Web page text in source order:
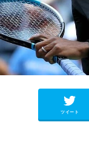
ツイート